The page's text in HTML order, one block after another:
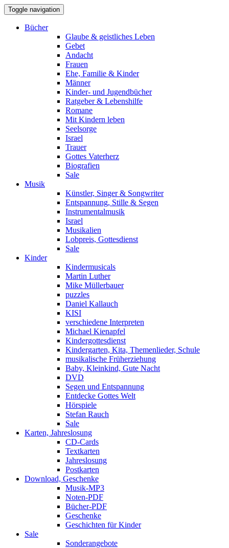
Toggle navigation
Bücher
Glaube & geistliches Leben
Gebet
Andacht
Frauen
Ehe, Familie & Kinder
Männer
Kinder- und Jugendbücher
Ratgeber & Lebenshilfe
Romane
Mit Kindern leben
Seelsorge
Israel
Trauer
Gottes Vaterherz
Biografien
Sale
Musik
Künstler, Singer & Songwriter
Entspannung, Stille & Segen
Instrumentalmusik
Israel
Musikalien
Lobpreis, Gottesdienst
Sale
Kinder
Kindermusicals
Martin Luther
Mike Müllerbauer
puzzles
Daniel Kallauch
KISI
verschiedene Interpreten
Michael Kienapfel
Kindergottesdienst
Kindergarten, Kita, Themenlieder, Schule
musikalische Früherziehung
Baby, Kleinkind, Gute Nacht
DVD
Segen und Entspannung
Entdecke Gottes Welt
Hörspiele
Stefan Rauch
Sale
Karten, Jahreslosung
CD-Cards
Textkarten
Jahreslosung
Postkarten
Download, Geschenke
Musik-MP3
Noten-PDF
Bücher-PDF
Geschenke
Geschichten für Kinder
Sale
Sonderangebote